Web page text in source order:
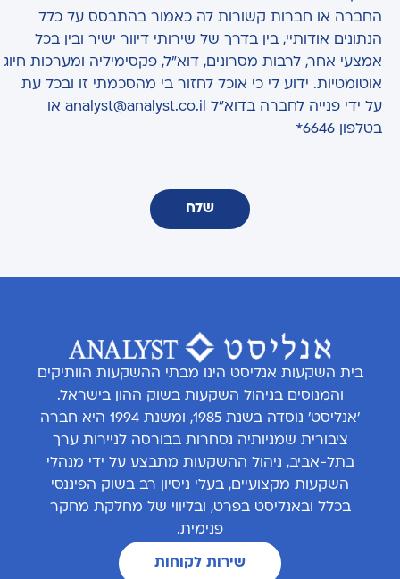
החברה או חברות קשורות לה כאמור בהתבסס על כלל
הנתונים אודותיי, בין בדרך של שירותי דיוור ישיר ובין בכל
אמצעי אחר, לרבות מסרונים, דוא"ל, פקסימיליה ומערכות חיוג
אוטומטיות. ידוע לי כי אוכל לחזור בי מהסכמתי זו ובכל עת
על ידי פנייה לחברה בדוא"ל
analyst@analyst.co.il או
בטלפון 6646*
שלח
בית השקעות אנליסט הינו מבתי ההשקעות הוותיקים
והמנוסים בניהול השקעות בשוק ההון בישראל.
'אנליסט' נוסדה בשנת 1985, ומשנת 1994 היא חברה
ציבורית שמניותיה נסחרות בבורסה לניירות ערך
בתל-אביב, ניהול ההשקעות מתבצע על ידי מנהלי
השקעות מקצועיים, בעלי ניסיון רב בשוק הפיננסי
בכלל ובאנליסט בפרט, ובליווי של מחלקת מחקר
פנימית.
שירות לקוחות